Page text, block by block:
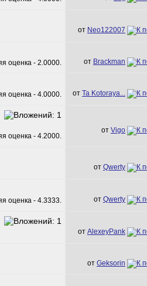
от Neo122007
от Brackman
от Ta Kotoraya...
от Vigo
от Qwerty
от Qwerty
от AlexeyPank
от Geksorin